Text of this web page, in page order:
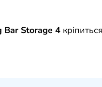
Bar Storage 4